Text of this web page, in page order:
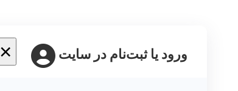
× ورود یا ثبت‌نام در سایت